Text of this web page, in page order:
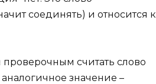
соединять) и относится к
считать слово
значение –